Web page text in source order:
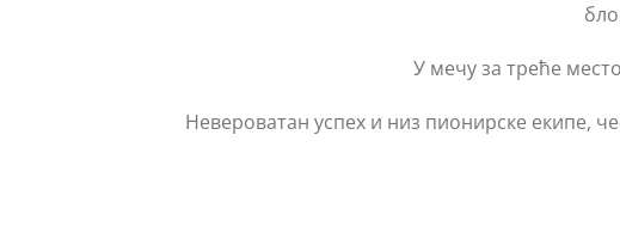
У мечу за треће
Невероватан успех и низ пионирске екипе,